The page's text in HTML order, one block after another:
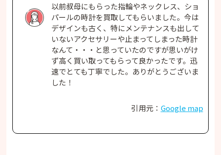
以前叔母にもらった指輪やネックレス、ショ
パールの時計を買取してもらいました。今は
デザインも古く、特にメンテナンスも出して
いないアクセサリーや止まってしまった時計
なんて・・・と思っていたのですが思いがけ
ず高く買い取ってもらって良かったです。迅
速でとても丁寧でした。ありがとうございま
した！
引用元： Google map